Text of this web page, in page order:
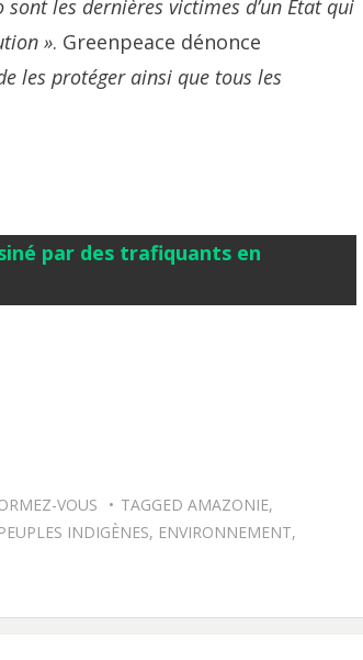
sont les dernières victimes d’un Etat qui
». Greenpeace dénonce
les protéger ainsi que tous les
par des trafiquants en
VOUS TAGGED AMAZONIE,
INDIGÈNES, ENVIRONNEMENT,